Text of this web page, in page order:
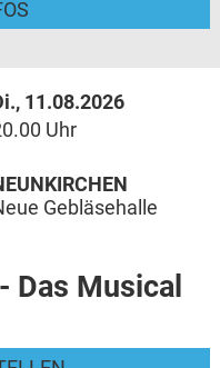
11.08.2026
Uhr
Das Musical
Gebläsehalle